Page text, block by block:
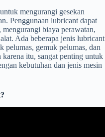
mengurangi gesekan
Penggunaan lubricant dapat
biaya perawatan,
Ada beberapa jenis lubricant
pelumas, gemuk pelumas, dan
itu, sangat penting untuk
kebutuhan dan jenis mesin